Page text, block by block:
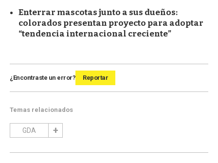
Enterrar mascotas junto a sus dueños:
colorados presentan proyecto para adoptar
“tendencia internacional creciente”
¿Encontraste un error? Reportar
Temas relacionados
GDA